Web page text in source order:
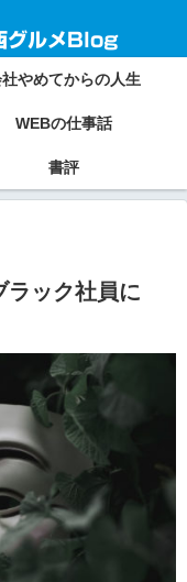
グルメBlog
やめてからの人生
WEBの仕事話
書評
ラック社員に